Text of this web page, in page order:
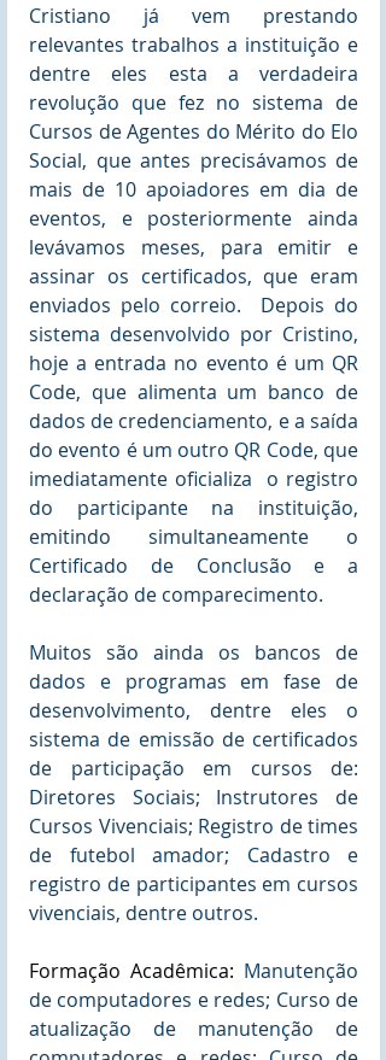
Cristiano já vem prestando
relevantes trabalhos a instituição e
dentre eles esta a verdadeira
revolução que fez no sistema de
Cursos de Agentes do Mérito do Elo
Social, que antes precisávamos de
mais de 10 apoiadores em dia de
eventos, e posteriormente ainda
levávamos meses, para emitir e
assinar os certificados, que eram
enviados pelo correio.  Depois do
sistema desenvolvido por Cristino,
hoje a entrada no evento é um QR
Code, que alimenta um banco de
dados de credenciamento, e a saída
do evento é um outro QR Code, que
imediatamente oficializa  o registro
do participante na instituição,
emitindo simultaneamente o
Certificado de Conclusão e a
declaração de comparecimento.
Muitos são ainda os bancos de
dados e programas em fase de
desenvolvimento, dentre eles o
sistema de emissão de certificados
de participação em cursos de:
Diretores Sociais; Instrutores de
Cursos Vivenciais; Registro de times
de futebol amador; Cadastro e
registro de participantes em cursos
vivenciais, dentre outros.
Formação Acadêmica: Manutenção
de computadores e redes; Curso de
atualização de manutenção de